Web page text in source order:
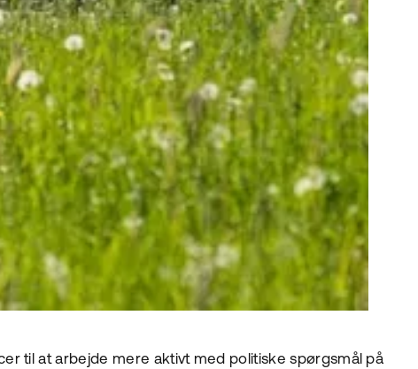
til at arbejde mere aktivt med politiske spørgsmål på